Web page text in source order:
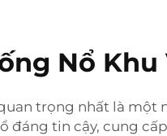
Nổ Khu
trọng nhất là
tin cậy, cung